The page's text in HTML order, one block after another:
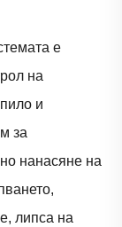
е
на
и
за
нанасяне на
липса на